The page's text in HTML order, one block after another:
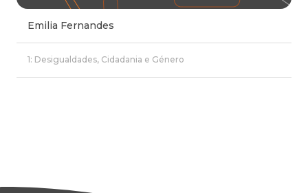
Emilia Fernandes
1: Desigualdades, Cidadania e Género